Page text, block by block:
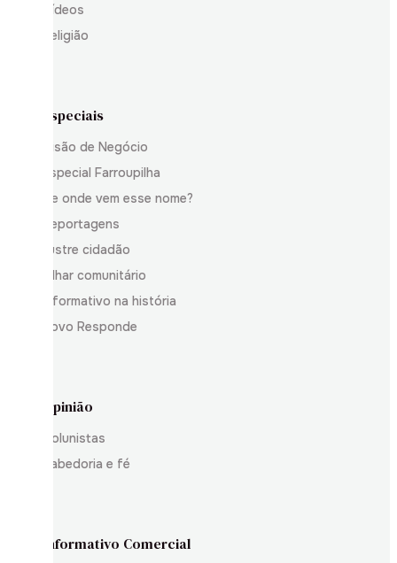
Vídeos
Religião
Especiais
Visão de Negócio
Especial Farroupilha
De onde vem esse nome?
Reportagens
Ilustre cidadão
Olhar comunitário
Informativo na história
Povo Responde
Opinião
Colunistas
Sabedoria e fé
Informativo Comercial